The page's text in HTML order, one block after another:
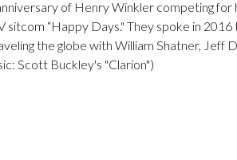
of Henry Winkler competing
sitcom “Happy Days." They spoke in
the globe with William Shatner, Jeff
Scott Buckley's "Clarion")